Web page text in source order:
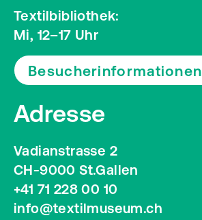
Textilbibliothek:
Mi, 12–17 Uhr
Besucherinformationen
Adresse
Vadianstrasse 2
CH-9000 St.Gallen
+41 71 228 00 10
info@textilmuseum.ch